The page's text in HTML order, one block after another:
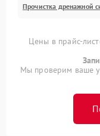
Прочистка дренажной
Цены в прайс-
Мы проверим ваше